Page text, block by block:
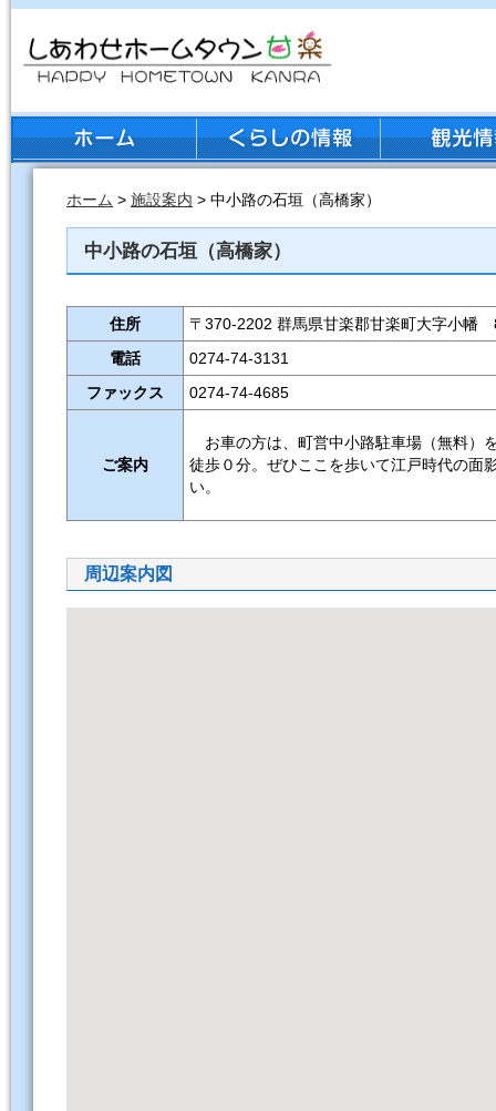
ホーム > 施設案内 > 中小路の石垣（高橋家）
中小路の石垣（高橋家）
住所
〒370-2202 群馬県甘楽郡甘楽町大字小幡
電話
0274-74-3131
ファックス
0274-74-4685
ご案内
お車の方は、町営中小路駐車場（無料）
徒歩０分。ぜひここを歩いて江戸時代の面
い。
周辺案内図